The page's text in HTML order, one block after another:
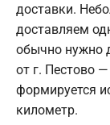
доставки.
доставляем
обычно нужно
от г. Пестово
формируется
километр.